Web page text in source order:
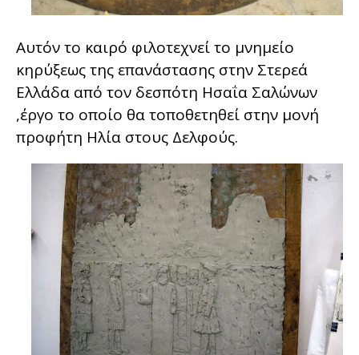
Αυτόν το καιρό φιλοτεχνεί το μνημείο
κηρύξεως της επανάστασης στην Στερεά
Ελλάδα από τον δεσπότη Ησαΐα Σαλώνων
,έργο το οποίο θα τοποθετηθεί στην μονή
προφήτη Ηλία στους Δελφούς.